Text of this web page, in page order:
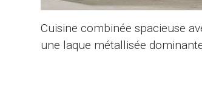
Cuisine combinée spacieuse
une laque métallisée